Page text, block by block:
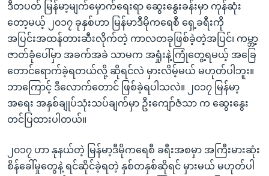
ဒီတပတ် မြန်မာ့မျက်မှောက်ရေးရာ ဆွေးနွေးခန်းမှာ ကုန်ဆုံး
တော့မယ့် ၂၀၁၇ ခုနှစ်ဟာ မြန်မာဒီမိုကရေစီ ရှေ့ခရီးကို
အပြင်းအထန်တားဆီးလိုက်တဲ့ ကာလတခုဖြစ်ခဲ့တဲ့အပြင်၊ ကမ္ဘာ့
ဇာတ်ခုံပေါ်မှာ အခက်အခဲ သာမက အရှုံးနဲ့ကြုံတွေ့ရမယ့် အခြေ
တောင်ရောက်ခဲ့ရတယ်လို့ ဆိုရင်လဲ မှားလိမ့်မယ် မဟုတ်ပါဘူး။
ဘာကြောင့် ဒီလောက်တောင် ဖြစ်ခဲ့ရပါသလဲ။ ၂၀၁၇ မြန်မာ့
အရေး အနှစ်ချုပ်သုံးသပ်ချက်မှာ ဦးကျော်ဇံသာ က ဆွေးနွေး
တင်ပြထားပါတယ်။
၂၀၁၇ ဟာ နုနယ်တဲ့ မြန်မာ့ဒီမိုကရေစီ ခရီးအစမှာ အကြီးမားဆုံး
စိန်ခေါ်မှုတွေနဲ့ ရင်ဆိုင်ခဲ့ရတဲ့ နှစ်တနှစ်ဆိုရင် မှားမယ် မဟုတ်ပါ